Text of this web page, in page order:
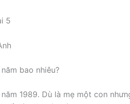
bao nhiêu?
1989. Dù là mẹ một con